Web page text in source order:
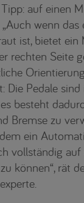
auf einen
wenn das
ist, bietet
rechten Seite
Die Pedale
besteht
Bremse zu
ein
vollständig
können“, rät